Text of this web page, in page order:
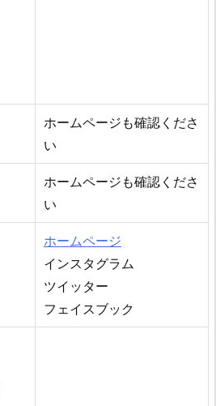
ホームページも確認くださ
い
ホームページも確認くださ
い
ホームページ
インスタグラム
ツイッター
フェイスブック